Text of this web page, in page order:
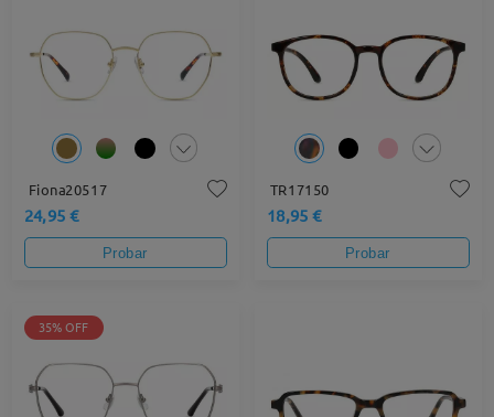
Fiona20517
24,95 €
Probar
TR17150
18,95 €
Probar
35% OFF